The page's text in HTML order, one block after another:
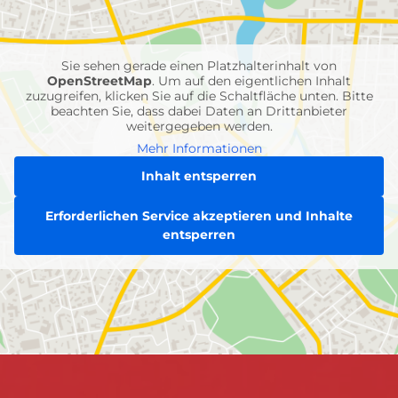
Feuerwehr-
Einheiten
Sie sehen gerade einen Platzhalterinhalt von
OpenStreetMap. Um auf den eigentlichen Inhalt
zuzugreifen, klicken Sie auf die Schaltfläche unten. Bitte
beachten Sie, dass dabei Daten an Drittanbieter
weitergegeben werden.
Mehr Informationen
Inhalt entsperren
Erforderlichen Service akzeptieren und Inhalte
entsperren